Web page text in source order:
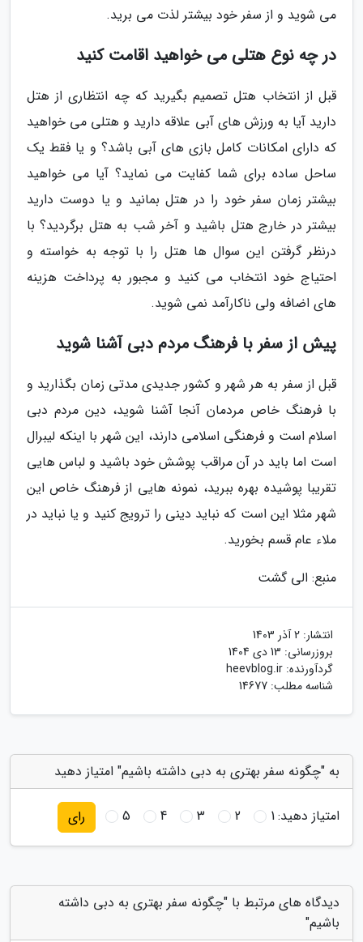
می شوید و از سفر خود بیشتر لذت می برید.
در چه نوع هتلی می خواهید اقامت کنید
قبل از انتخاب هتل تصمیم بگیرید که چه انتظاری از هتل
دارید آیا به ورزش های آبی علاقه دارید و هتلی می خواهید
که دارای امکانات کامل بازی های آبی باشد؟ و یا فقط یک
ساحل ساده برای شما کفایت می نماید؟ آیا می خواهید
بیشتر زمان سفر خود را در هتل بمانید و یا دوست دارید
بیشتر در خارج هتل باشید و آخر شب به هتل برگردید؟ با
درنظر گرفتن این سوال ها هتل را با توجه به خواسته و
احتیاج خود انتخاب می کنید و مجبور به پرداخت هزینه
های اضافه ولی ناکارآمد نمی شوید.
پیش از سفر با فرهنگ مردم دبی آشنا شوید
قبل از سفر به هر شهر و کشور جدیدی مدتی زمان بگذارید و
با فرهنگ خاص مردمان آنجا آشنا شوید، دین مردم دبی
اسلام است و فرهنگی اسلامی دارند، این شهر با اینکه لیبرال
است اما باید در آن مراقب پوشش خود باشید و لباس هایی
تقریبا پوشیده بهره ببرید، نمونه هایی از فرهنگ خاص این
شهر مثلا این است که نباید دینی را ترویج کنید و یا نباید در
ملاء عام قسم بخورید.
منبع: الی گشت
انتشار: 2 آذر 1403
بروزرسانی: 13 دی 1404
گردآورنده: heevblog.ir
شناسه مطلب: 14677
به "چگونه سفر بهتری به دبی داشته باشیم" امتیاز دهید
امتیاز دهید:1
2
3
4
5 رای
دیدگاه های مرتبط با "چگونه سفر بهتری به دبی داشته
باشیم"